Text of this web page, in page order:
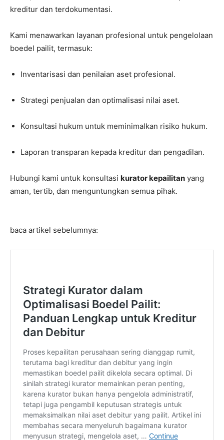
kreditur dan terdokumentasi.
Kami menawarkan layanan profesional untuk pengelolaan
boedel pailit, termasuk:
Inventarisasi dan penilaian aset profesional.
Strategi penjualan dan optimalisasi nilai aset.
Konsultasi hukum untuk meminimalkan risiko hukum.
Laporan transparan kepada kreditur dan pengadilan.
Hubungi kami untuk konsultasi kurator kepailitan yang
aman, tertib, dan menguntungkan semua pihak.
baca artikel sebelumnya: